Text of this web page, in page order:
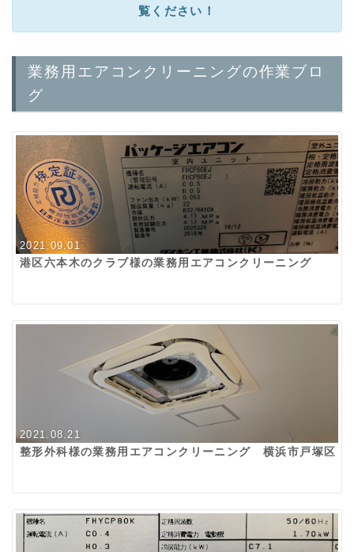
覧ください！
業務用エアコンクリーニングの作業ブロ
グ
2021.09.01
港区六本木のクラブ様の業務用エアコンクリーニング
2021.08.21
整形外科様の業務用エアコンクリーニング 横浜市戸塚区